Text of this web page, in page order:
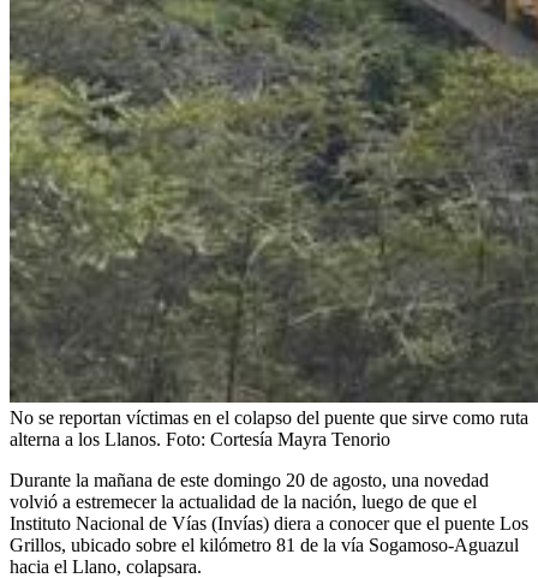
No se reportan víctimas en el colapso del puente que sirve como ruta
alterna a los Llanos. Foto: Cortesía Mayra Tenorio
Durante la mañana de este domingo 20 de agosto, una novedad
volvió a estremecer la actualidad de la nación, luego de que el
Instituto Nacional de Vías (Invías) diera a conocer que el puente Los
Grillos, ubicado sobre el kilómetro 81 de la vía Sogamoso-Aguazul
hacia el Llano, colapsara.